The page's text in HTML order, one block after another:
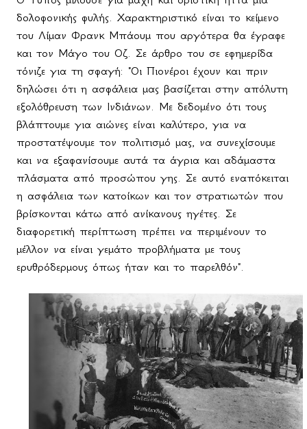
δολοφονικής φυλής. Χαρακτηριστικό είναι το κείμενο
του Λίμαν Φρανκ Μπάουμ που αργότερα θα έγραφε
και τον Μάγο του Οζ. Σε άρθρο του σε εφημερίδα
τόνιζε για τη σφαγή: "Οι Πιονέροι έχουν και πριν
δηλώσει ότι η ασφάλεια μας βασίζεται στην απόλυτη
εξολόθρευση των Ινδιάνων. Με δεδομένο ότι τους
βλάπτουμε για αιώνες είναι καλύτερο, για να
προστατέψουμε τον πολιτισμό μας, να συνεχίσουμε
και να εξαφανίσουμε αυτά τα άγρια και αδάμαστα
πλάσματα από προσώπου γης. Σε αυτό εναπόκειται
η ασφάλεια των κατοίκων και τον στρατιωτών που
βρίσκονται κάτω από ανίκανους ηγέτες. Σε
διαφορετική περίπτωση πρέπει να περιμένουν το
μέλλον να είναι γεμάτο προβλήματα με τους
ερυθρόδερμους όπως ήταν και το παρελθόν".